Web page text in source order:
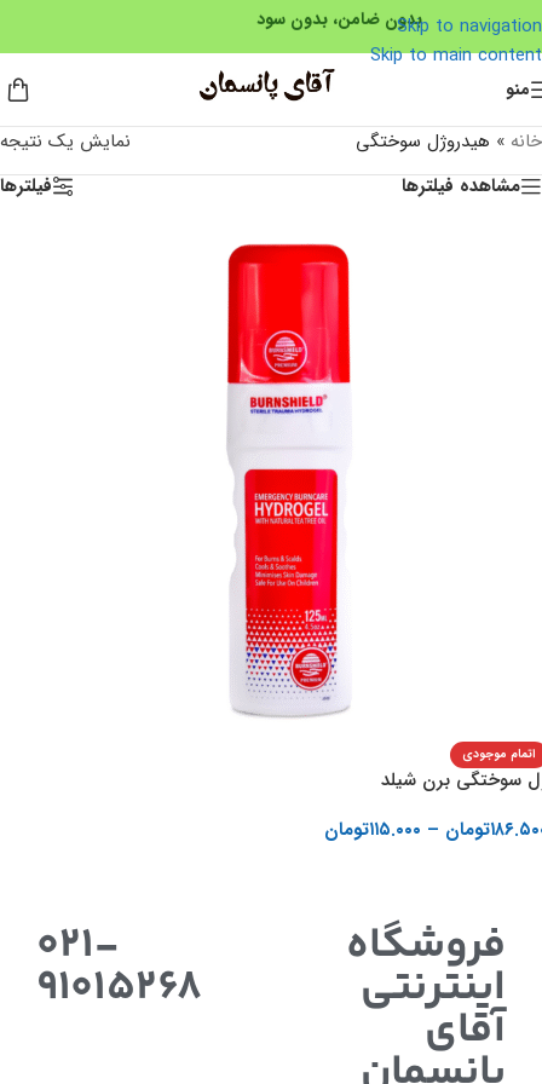
بدون ضامن، بدون سودSkip to navigation
Skip to main content
منو
خانه » هیدروژل سوختگی
نمایش یک نتیجه
مشاهده فیلترها
فیلترها
اتمام موجودی
سوختگی برن شیلد
تومان – ۱۱۵.۰۰۰تومان
فروشگاه
اینترنتی
آقای
021-
91015268